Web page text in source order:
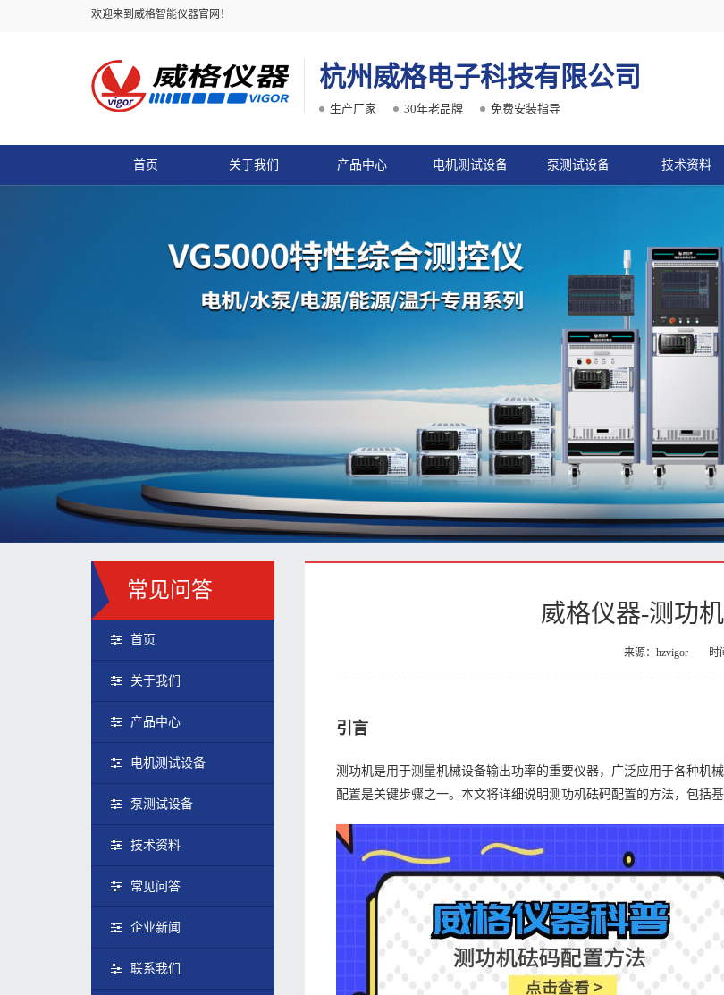
欢迎来到威格智能仪器官网！
杭州威格电子科技有限公司
生产厂家 30年老品牌 免费安装指导
首页 关于我们 产品中心 电机测试设备 泵测试设备 技术资料
常见问答
首页
关于我们
产品中心
电机测试设备
泵测试设备
技术资料
常见问答
企业新闻
联系我们
威格仪器-测功
来源：hzvigor 时
引言
测功机是用于测量机械设备输出功率的重要仪器，广泛应用于各种机
配置是关键步骤之一。本文将详细说明测功机砝码配置的方法，包括